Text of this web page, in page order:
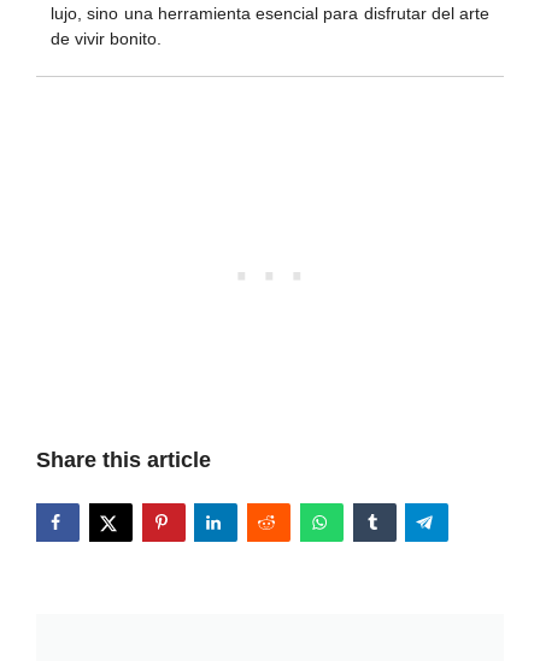
lujo, sino una herramienta esencial para disfrutar del arte
de vivir bonito.
Share this article